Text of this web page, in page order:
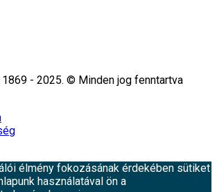
- 2025. © Minden jog fenntartva
élmény fokozásának érdekében sütiket
használatával ön a